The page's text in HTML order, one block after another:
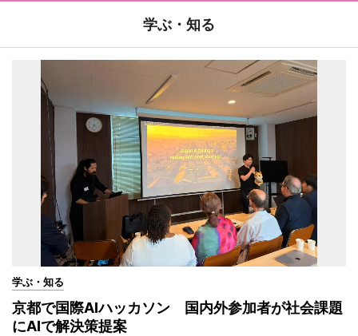
学ぶ・知る
学ぶ・知る
京都で国際AIハッカソン 国内外参加者が社会課題
にAIで解決策提案